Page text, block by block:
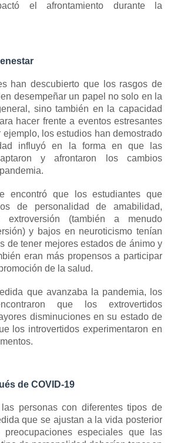
el afrontamiento durante la
han descubierto que los rasgos de
desempeñar un papel no solo en la
sino también en la capacidad
hacer frente a eventos estresantes
ejemplo, los estudios han demostrado
influyó en la forma en que las
y afrontaron los cambios
encontró que los estudiantes que
de personalidad de amabilidad,
extroversión (también a menudo
y bajos en neuroticismo tenían
de tener mejores estados de ánimo y
eran más propensos a participar
de la salud.
que avanzaba la pandemia, los
que los extrovertidos
disminuciones en su estado de
los introvertidos experimentaron en
de COVID-19
personas con diferentes tipos de
que se ajustan a la vida posterior
preocupaciones especiales que las